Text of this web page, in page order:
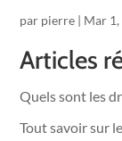
par pierre | Mar
Articles
Quels sont les
Tout savoir sur